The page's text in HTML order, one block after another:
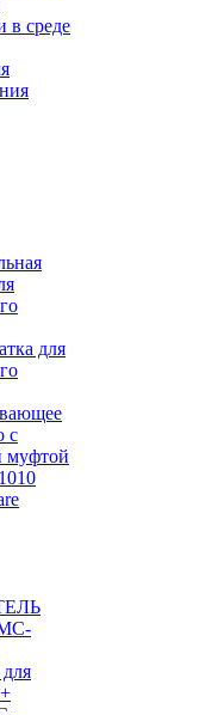
в среде
для
с
муфтой